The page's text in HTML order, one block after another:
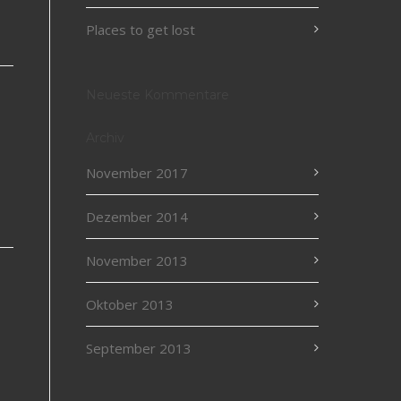
Places to get lost
November 2017
Dezember 2014
November 2013
Oktober 2013
September 2013